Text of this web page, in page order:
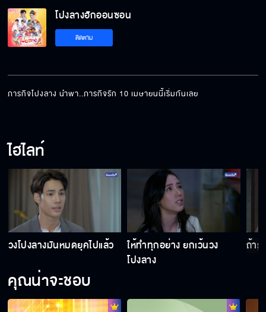
โปงลางฮักออนซอน
ติดตาม
ภารกิจโปงลาง นำพา..ภารกิจรัก 10 เมษายนนี้เริ่มกันเลย
ไฮไลท์
วงโปงลางมันหมดยุคไปแล้ว
ให้ทำทุกอย่าง ยกเว้นวง
โปงลาง
ถ้ารู้
คุณน่าจะชอบ